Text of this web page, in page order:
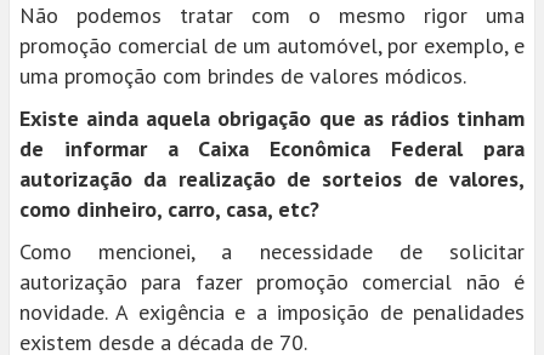
Não podemos tratar com o mesmo rigor uma
promoção comercial de um automóvel, por exemplo, e
uma promoção com brindes de valores módicos.
Existe ainda aquela obrigação que as rádios tinham
de informar a Caixa Econômica Federal para
autorização da realização de sorteios de valores,
como dinheiro, carro, casa, etc?
Como mencionei, a necessidade de solicitar
autorização para fazer promoção comercial não é
novidade. A exigência e a imposição de penalidades
existem desde a década de 70.